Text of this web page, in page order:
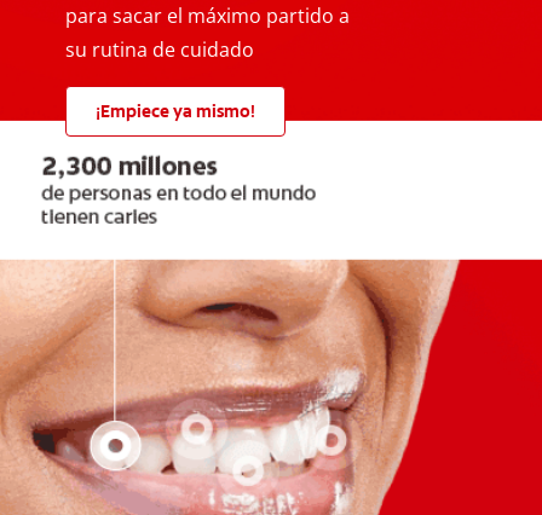
para sacar el máximo partido a
su rutina de cuidado
¡Empiece ya mismo!